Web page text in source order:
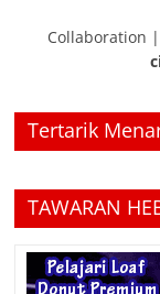
Collaboration
Tertarik
TAWARAN